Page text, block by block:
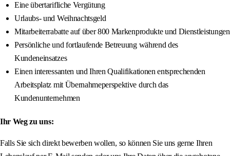
Eine übertarifliche Vergütung
Urlaubs- und Weihnachtsgeld
Mitarbeiterrabatte auf über 800 Markenprodukte und Dienstleistungen
Persönliche und fortlaufende Betreuung während des
Kundeneinsatzes
Einen interessanten und Ihren Qualifikationen entsprechenden
Arbeitsplatz mit Übernahmeperspektive durch das
Kundenunternehmen
Ihr Weg zu uns:
Falls Sie sich direkt bewerben wollen, so können Sie uns gerne Ihren